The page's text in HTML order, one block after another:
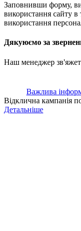
Заповнивши форму,
використання сайту в
використання
Дякуюємо за
Наш менеджер
Важлива
Відклична кампанія
Детальніше